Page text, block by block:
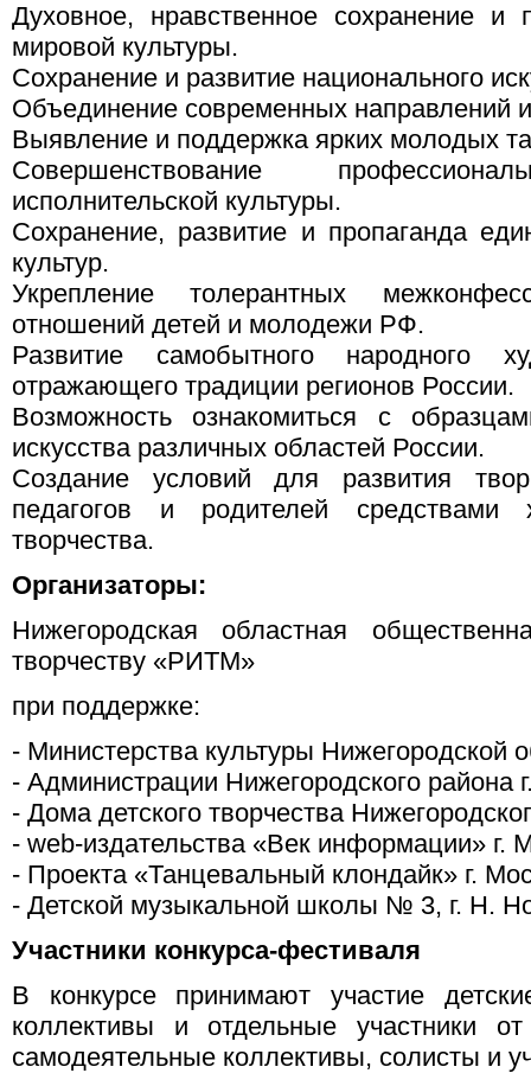
Духовное, нравственное сохранение и
мировой культуры.
Сохранение и развитие национального
Объединение современных направлений
Выявление и поддержка ярких молодых
Совершенствование
исполнительской культуры.
Сохранение, развитие и пропаганда
культур.
Укрепление толерантных
отношений детей и молодежи РФ.
Развитие самобытного народного
отражающего традиции регионов России.
Возможность ознакомиться с
искусства различных областей России.
Создание условий для развития
педагогов и родителей средствами
творчества.
Организаторы:
Нижегородская областная
творчеству «РИТМ»
при поддержке:
- Министерства культуры Нижегородской
- Администрации Нижегородского района
- Дома детского творчества
- web-издательства «Век информации» г.
- Проекта «Танцевальный клондайк» г.
- Детской музыкальной школы № 3, г. Н.
Участники конкурса-фестиваля
В конкурсе принимают участие
коллективы и отдельные участники
самодеятельные коллективы, солисты и